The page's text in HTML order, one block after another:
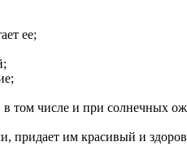
ее;
в том числе и при солнечных
придает им красивый и